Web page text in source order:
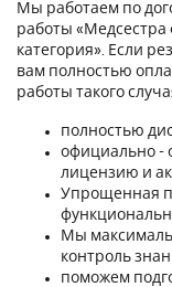
Мы работаем по
работы «Медсестра
категория». Если
вам полностью
работы такого
полностью
официально -
лицензию и
Упрощенная
Мы
контроль
поможем